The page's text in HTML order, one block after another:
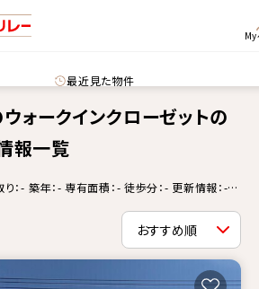
最近見た物件
ォークインクローゼットの
報一覧